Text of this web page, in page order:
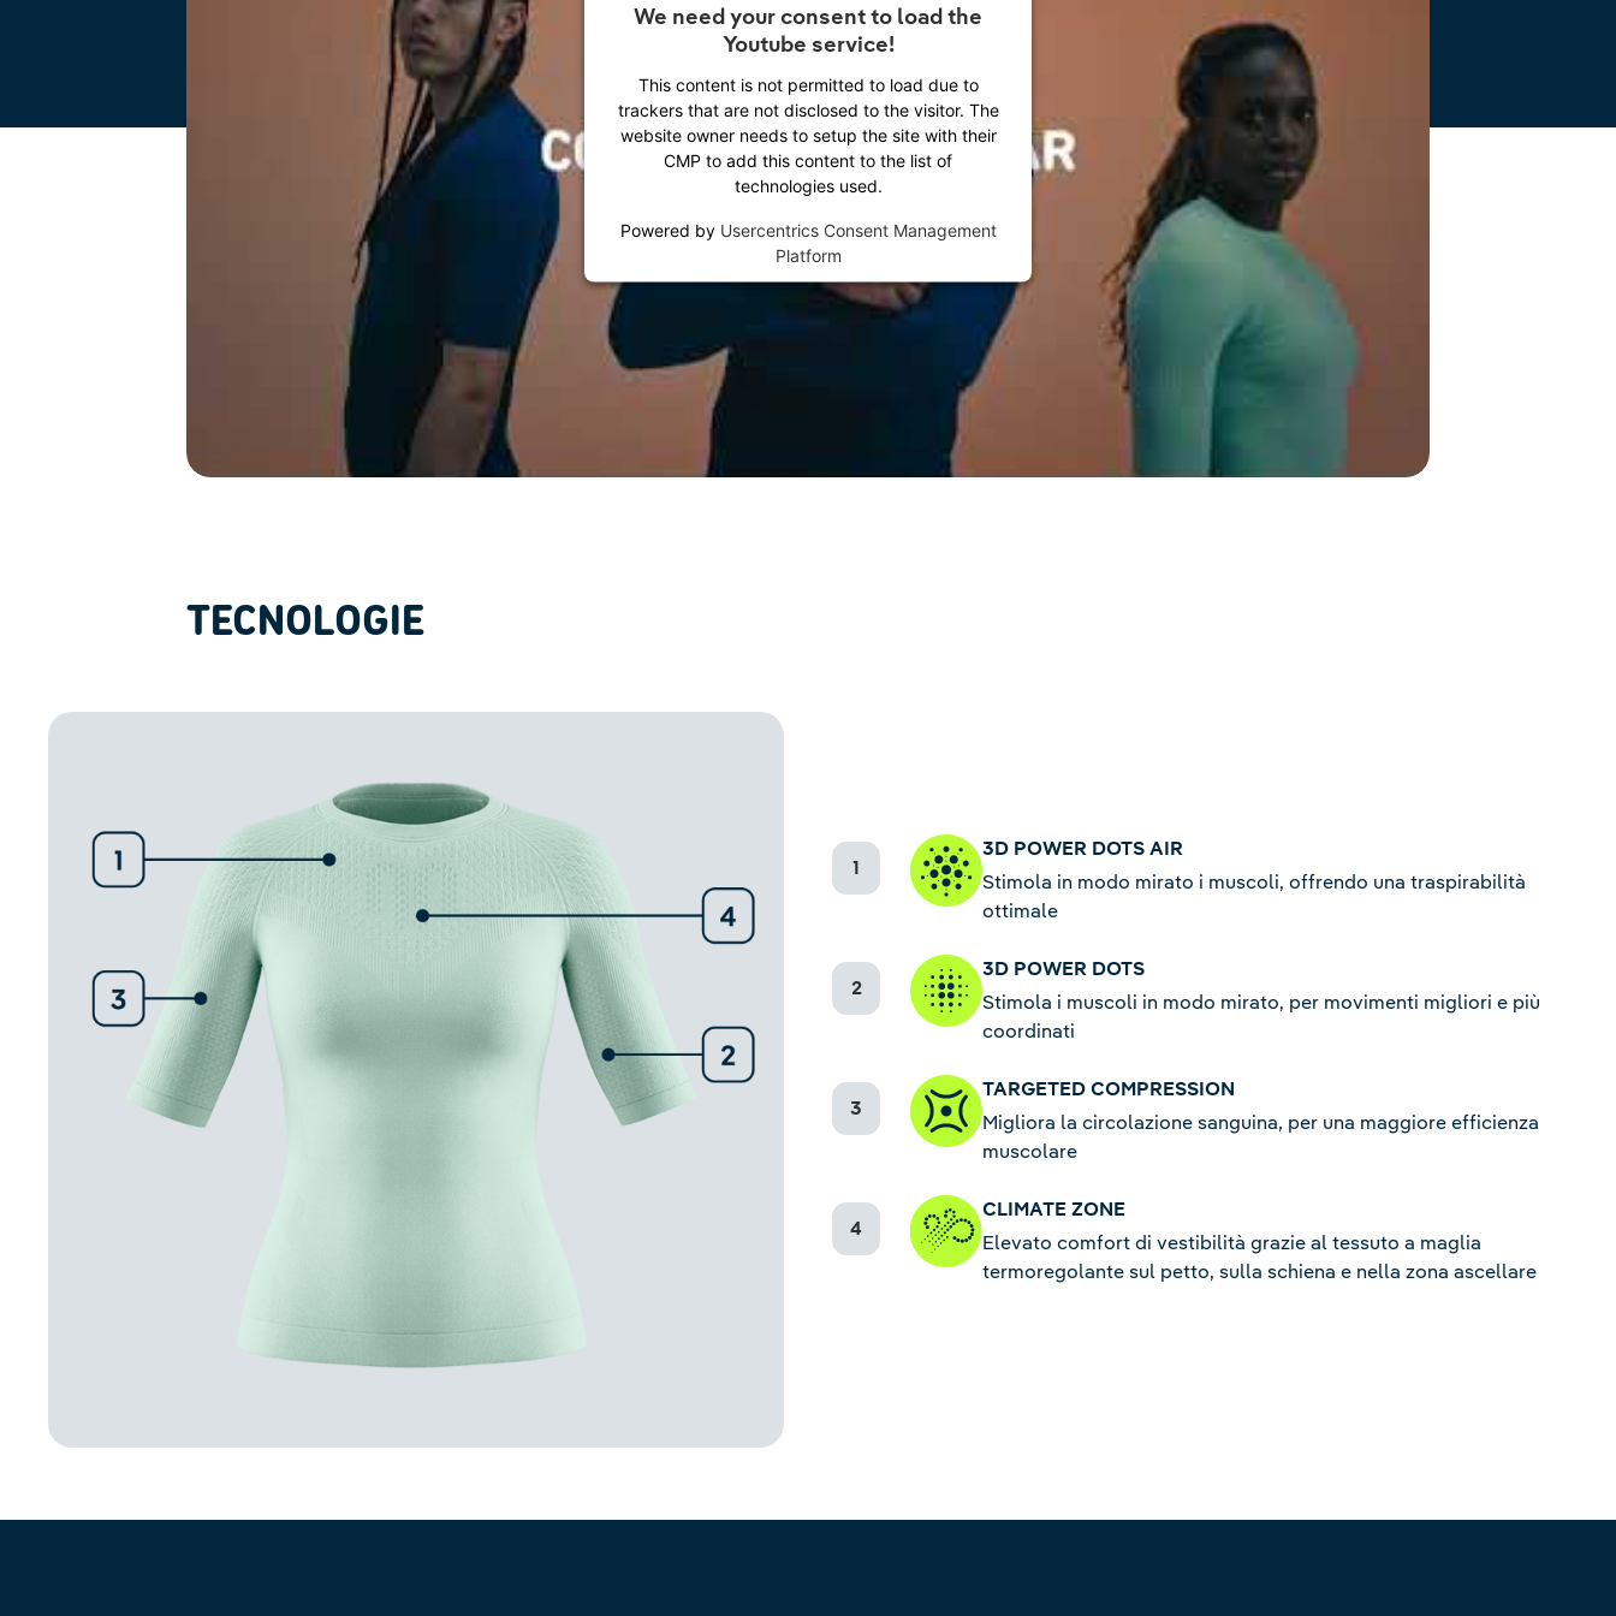
We need your consent to load the
Youtube service!
This content is not permitted to load due to
trackers that are not disclosed to the visitor. The
website owner needs to setup the site with their
CMP to add this content to the list of
technologies used.
Powered by Usercentrics Consent Management
Platform
TECNOLOGIE
3D POWER DOTS AIR
Stimola in modo mirato i muscoli, offrendo una traspirabilità
ottimale
3D POWER DOTS
Stimola i muscoli in modo mirato, per movimenti migliori e più
coordinati
TARGETED COMPRESSION
Migliora la circolazione sanguina, per una maggiore efficienza
muscolare
CLIMATE ZONE
Elevato comfort di vestibilità grazie al tessuto a maglia
termoregolante sul petto, sulla schiena e nella zona ascellare